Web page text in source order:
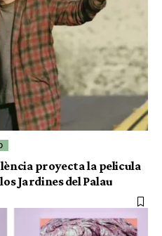
proyecta la pelicula
Jardines del Palau